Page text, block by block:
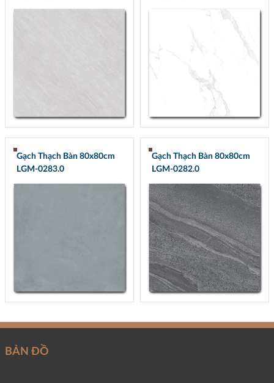
Gạch Thạch Bàn 80x80cm
LGM-0283.0
Gạch Thạch Bàn 80x80cm
LGM-0282.0
BẢN ĐỒ